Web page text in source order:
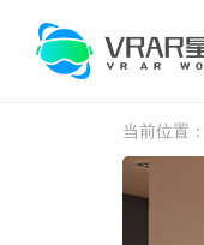
当前位置：